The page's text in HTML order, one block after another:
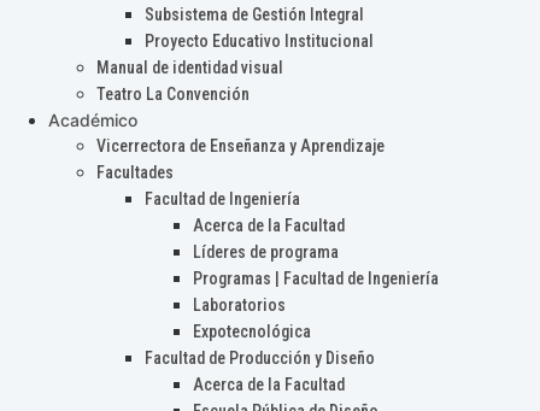
Subsistema de Gestión Integral
Proyecto Educativo Institucional
Manual de identidad visual
Teatro La Convención
Académico
Vicerrectora de Enseñanza y Aprendizaje
Facultades
Facultad de Ingeniería
Acerca de la Facultad
Líderes de programa
Programas | Facultad de Ingeniería
Laboratorios
Expotecnológica
Facultad de Producción y Diseño
Acerca de la Facultad